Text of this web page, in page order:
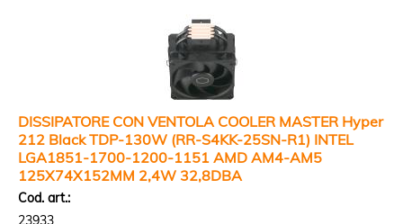
DISSIPATORE CON VENTOLA COOLER MASTER Hyper
212 Black TDP-130W (RR-S4KK-25SN-R1) INTEL
LGA1851-1700-1200-1151 AMD AM4-AM5
125X74X152MM 2,4W 32,8DBA
Cod. art.:
23933